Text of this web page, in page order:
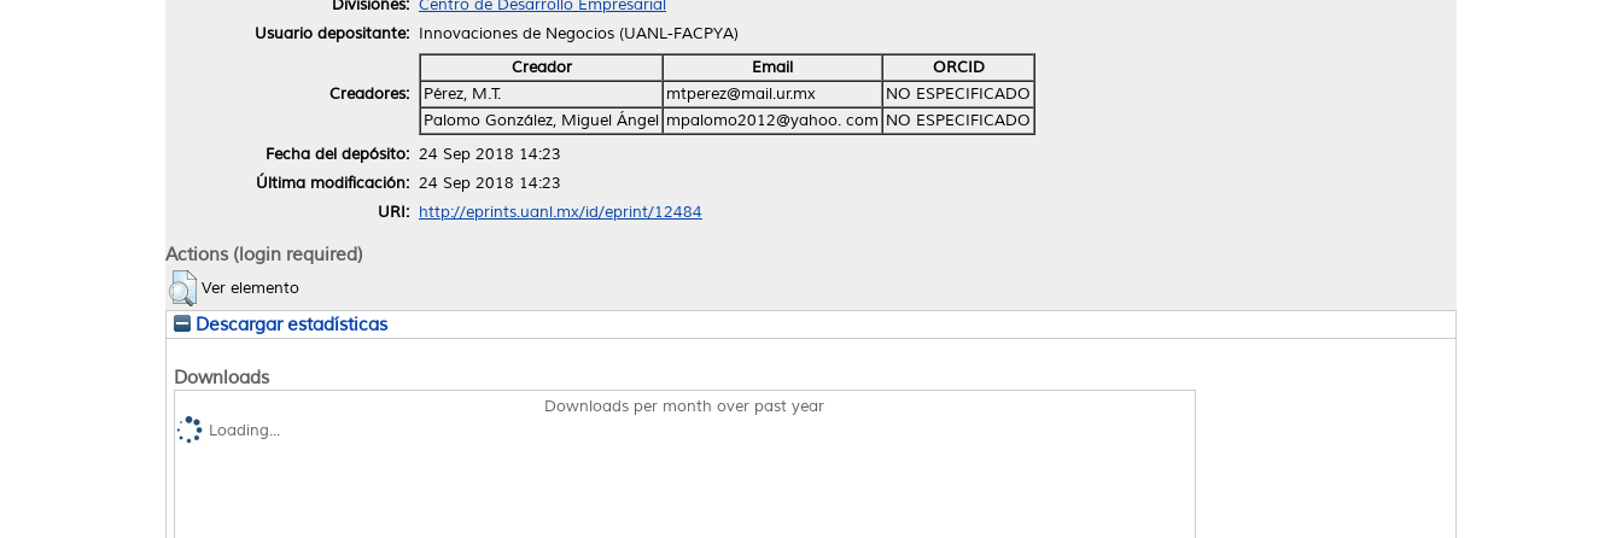
Divisiones: Centro de Desarrollo Empresarial
Usuario depositante: Innovaciones de Negocios (UANL-FACPYA)
Creadores:
Creador Email
ORCID
Pérez, M.T.
mtperez@mail.ur.mx
NO ESPECIFICADO
Palomo González, Miguel Ángel mpalomo2012@yahoo. com NO ESPECIFICADO
Fecha del depósito: 24 Sep 2018 14:23
Última modificación: 24 Sep 2018 14:23
URI: http://eprints.uanl.mx/id/eprint/12484
Actions (login required)
Ver elemento
Descargar estadísticas
Downloads
Downloads per month over past year
Loading...